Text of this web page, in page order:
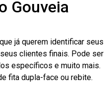
Gouveia
já querem identificar seus
clientes finais. Pode ser
específicos e muito mais.
fita dupla-face ou rebite.